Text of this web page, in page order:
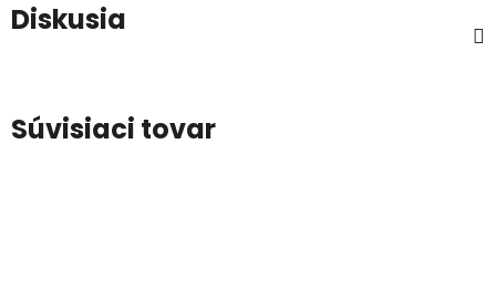
Diskusia
Súvisiaci tovar